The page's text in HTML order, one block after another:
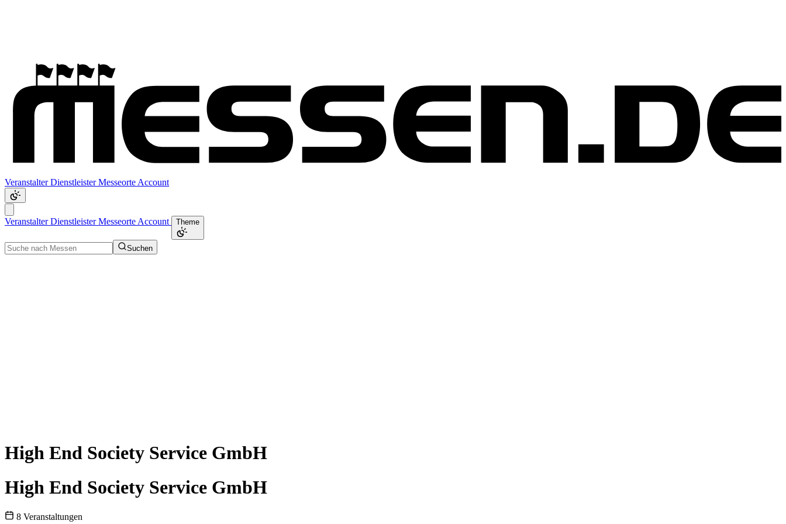
VeranstalterDienstleisterMesseorte Account
VeranstalterDienstleisterMesseorte Account Theme
Suchen
High End Society Service GmbH
High End Society Service GmbH
8 Veranstaltungen